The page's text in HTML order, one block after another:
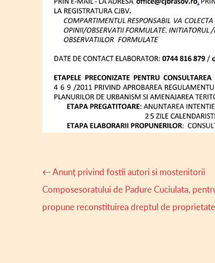
Navigare
articole
←Anunț privind fostii autori si mostenitorii
Composesoratului de Padure Cuciulata,
propune reconstituirea dreptul de proprietate